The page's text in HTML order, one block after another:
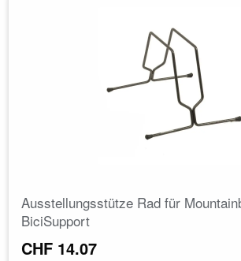
Ausstellungsstütze Rad für
BiciSupport
CHF 14.07